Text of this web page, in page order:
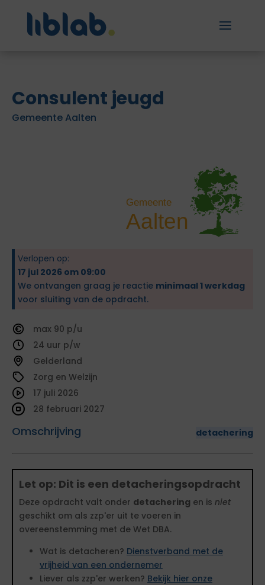
Consulent jeugd
Gemeente Aalten
Verlopen op:
17 jul 2026 om 09:00
We ontvangen graag je reactie minimaal 1 werkdag
voor sluiting van de opdracht.
90
24
Gelderland
Zorg en Welzijn
Omschrijving detachering
17 juli 2026
28 februari 2027
Let op: Dit is een detacheringsopdracht
Deze opdracht valt onder detachering en is niet
geschikt om als zzp'er uit te voeren in
overeenstemming met de Wet DBA.
Wat is detacheren? Dienstverband met de
vrijheid van een ondernemer
Liever als zzp'er werken? Bekijk hier onze